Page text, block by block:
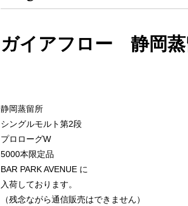
ガイアフロー 静岡
静岡蒸留所
シングルモルト第2段
プロローグW
5000本限定品
BAR PARK AVENUE に
入荷しております。
（残念ながら通信販売はできません）